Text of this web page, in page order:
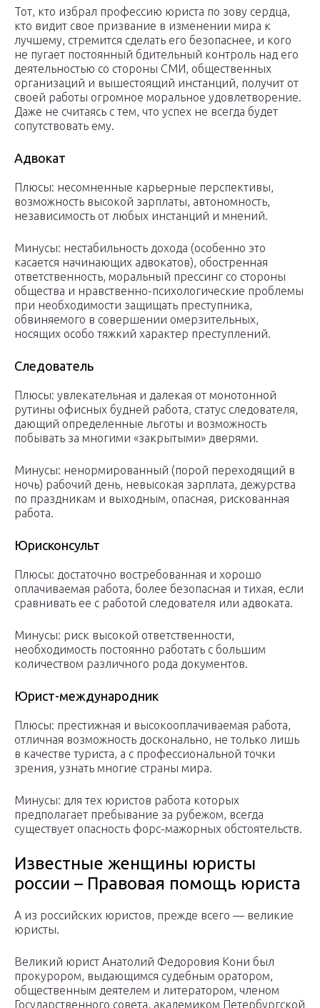
Тот, кто избрал профессию юриста по зову сердца,
кто видит свое призвание в изменении мира к
лучшему, стремится сделать его безопаснее, и кого
не пугает постоянный бдительный контроль над его
деятельностью со стороны СМИ, общественных
организаций и вышестоящий инстанций, получит от
своей работы огромное моральное удовлетворение.
Даже не считаясь с тем, что успех не всегда будет
сопутствовать ему.
Адвокат
Плюсы: несомненные карьерные перспективы,
возможность высокой зарплаты, автономность,
независимость от любых инстанций и мнений.
Минусы: нестабильность дохода (особенно это
касается начинающих адвокатов), обостренная
ответственность, моральный прессинг со стороны
общества и нравственно-психологические проблемы
при необходимости защищать преступника,
обвиняемого в совершении омерзительных,
носящих особо тяжкий характер преступлений.
Следователь
Плюсы: увлекательная и далекая от монотонной
рутины офисных будней работа, статус следователя,
дающий определенные льготы и возможность
побывать за многими «закрытыми» дверями.
Минусы: ненормированный (порой переходящий в
ночь) рабочий день, невысокая зарплата, дежурства
по праздникам и выходным, опасная, рискованная
работа.
Юрисконсульт
Плюсы: достаточно востребованная и хорошо
оплачиваемая работа, более безопасная и тихая, если
сравнивать ее с работой следователя или адвоката.
Минусы: риск высокой ответственности,
необходимость постоянно работать с большим
количеством различного рода документов.
Юрист-международник
Плюсы: престижная и высокооплачиваемая работа,
отличная возможность досконально, не только лишь
в качестве туриста, а с профессиональной точки
зрения, узнать многие страны мира.
Минусы: для тех юристов работа которых
предполагает пребывание за рубежом, всегда
существует опасность форс-мажорных обстоятельств.
Известные женщины юристы
россии – Правовая помощь юриста
А из российских юристов, прежде всего — великие
юристы.
Великий юрист Анатолий Федоровия Кони был
прокурором, выдающимся судебным оратором,
общественным деятелем и литератором, членом
Государственного совета, академиком Петербургской